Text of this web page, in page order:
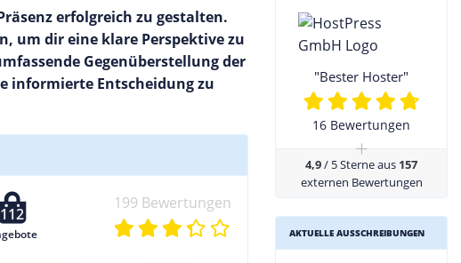
erfolgreich zu gestalten.
um dir eine klare Perspektive zu
Gegenüberstellung der
informierte Entscheidung zu
112
199 Bewertungen
"Bester Hoster"
16 Bewertungen
+
4,9/ 5 Sterne aus 157
externen Bewertungen
AKTUELLE AUSSCHREIBUNGEN